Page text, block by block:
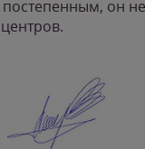
постепенным, он не